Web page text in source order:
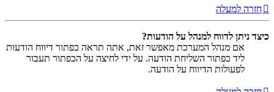
חזרה למעלה
כיצד ניתן לדווח למנהל על הודעות?
אם מנהל המערכת מאפשר זאת, אתה תראה כפתור דיווח הודעות
ליד כפתור השליחת הודעה. על ידי לחיצה על הכפתור תעבור
לפעולות הדיווח על הודעה.